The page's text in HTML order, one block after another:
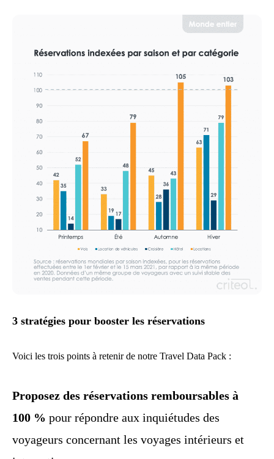
3 stratégies pour booster les réservations
Voici les trois points à retenir de notre Travel Data Pack :
Proposez des réservations remboursables à
100 % pour répondre aux inquiétudes des
voyageurs concernant les voyages intérieurs et